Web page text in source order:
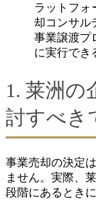
ラットフォ
却コンサル
事業譲渡プ
に実行でき
1. 莱洲の
討すべき
事業売却の決定
ません。実際、
段階にあるとき